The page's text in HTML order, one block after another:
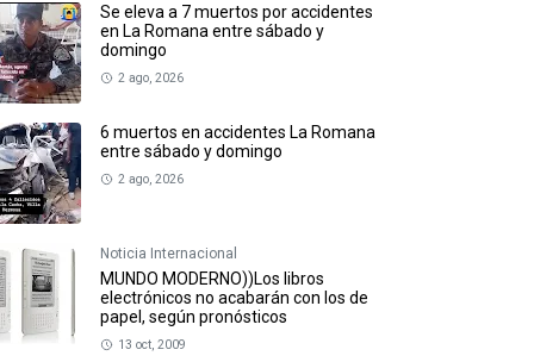
Se eleva a 7 muertos por accidentes
en La Romana entre sábado y
domingo
2 ago, 2026
6 muertos en accidentes La Romana
entre sábado y domingo
2 ago, 2026
Noticia Internacional
MUNDO MODERNO))Los libros
electrónicos no acabarán con los de
papel, según pronósticos
13 oct, 2009